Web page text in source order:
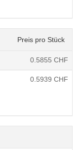
Preis pro Stück
0.5855 CHF
0.5939 CHF